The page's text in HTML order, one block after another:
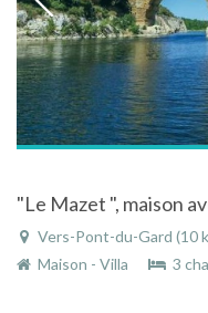
Vers-Pont-du-Gard (10 km),
Maison - Villa
3